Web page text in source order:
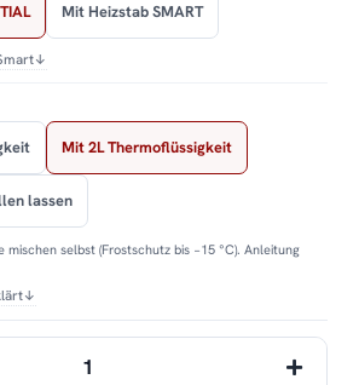
Mit Heizstab SMART
↓
Mit 2L Thermoflüssigkeit
lassen
mischen selbst (Frostschutz bis −15 °C). Anleitung
↓